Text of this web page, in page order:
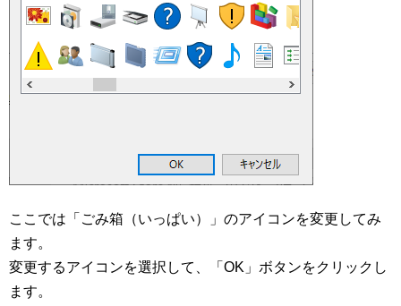
ここでは「ごみ箱（いっぱい）」のアイコンを変更してみ
ます。
変更するアイコンを選択して、「OK」ボタンをクリックし
ます。